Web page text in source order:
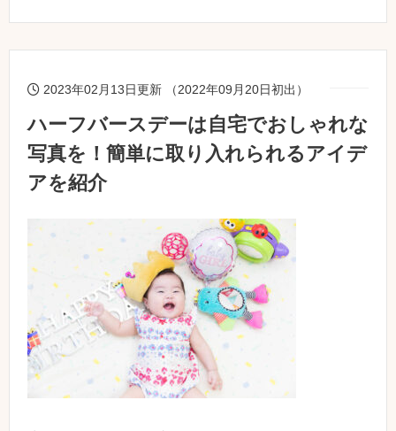
2023年02月13日更新 （2022年09月20日初出）
ハーフバースデーは自宅でおしゃれな
写真を！簡単に取り入れられるアイデ
アを紹介